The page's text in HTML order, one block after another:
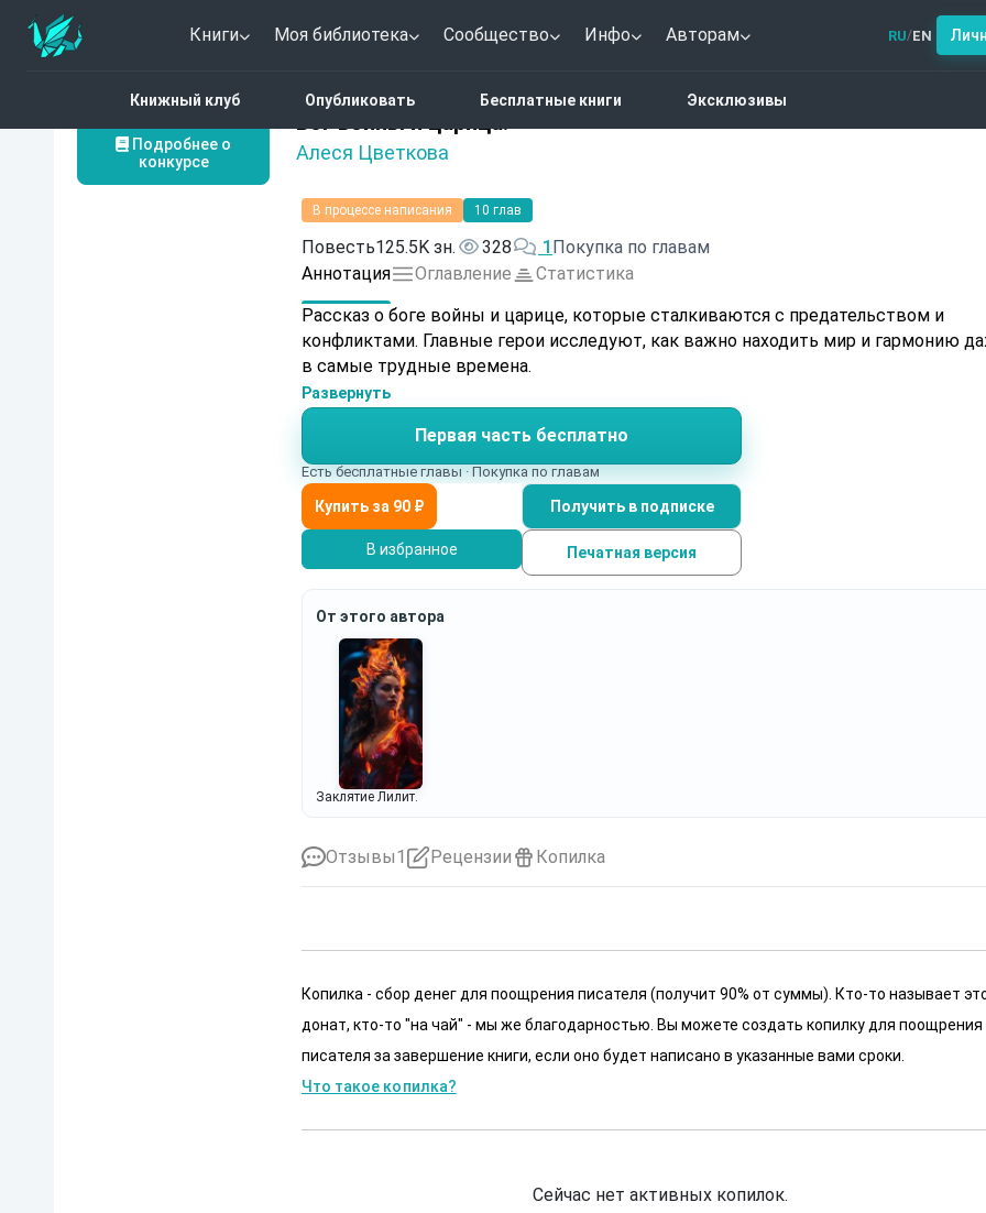
Книги Моя библиотека Сообщество Инфо Авторам RU/EN
Книжный клуб Опубликовать Бесплатные книги Эксклюзивы
Бог войны и царица.
Алеся Цветкова
2 (1)
Подробнее о
конкурсе
В процессе написания 10 глав
Повесть125.5K зн. 328 1 Покупка по главам
Аннотация
Оглавление
Статистика
Рассказ о боге войны и царице, которые сталкиваются с предательством и
конфликтами. Главные герои исследуют, как важно находить мир и гармонию
в самые трудные времена.
Развернуть
Первая часть бесплатно
Есть бесплатные главы · Покупка по главам
Получить в подписке
В избранное Печатная версия
От этого автора
Заклятие Лилит.
Отзывы1 Рецензии Копилка
Копилка - сбор денег для поощрения писателя (получит 90% от суммы). Кто-то называет
донат, кто-то "на чай" - мы же благодарностью. Вы можете создать копилку для поощрения
писателя за завершение книги, если оно будет написано в указанные вами сроки.
Что такое копилка?
Сейчас нет активных копилок.